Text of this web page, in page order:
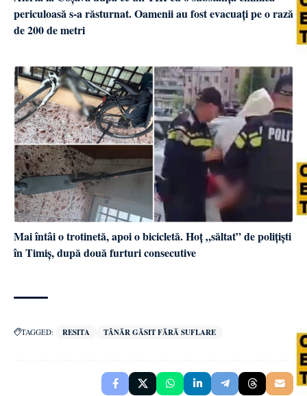
periculoasă s-a răsturnat. Oamenii au fost evacuați pe o rază
de 200 de metri
Mai întâi o trotinetă, apoi o bicicletă. Hoț „săltat” de polițiști
în Timiș, după două furturi consecutive
TAGGED: RESITA TÂNĂR GĂSIT FĂRĂ SUFLARE